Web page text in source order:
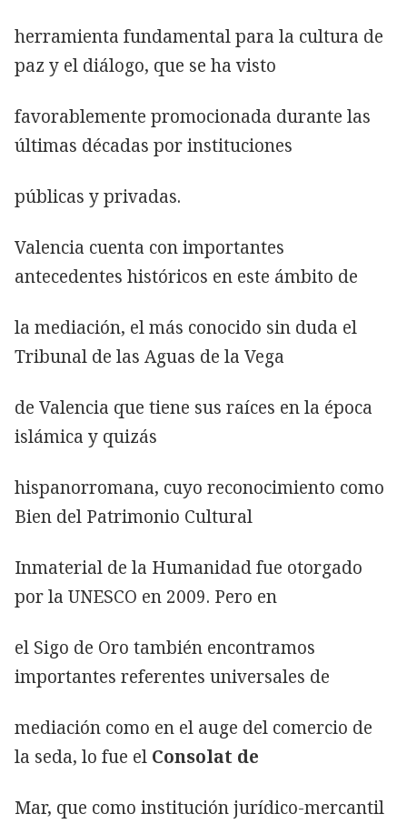
herramienta fundamental para la cultura de
paz y el diálogo, que se ha visto
favorablemente promocionada durante las
últimas décadas por instituciones
públicas y privadas.
Valencia cuenta con importantes
antecedentes históricos en este ámbito de
la mediación, el más conocido sin duda el
Tribunal de las Aguas de la Vega
de Valencia que tiene sus raíces en la época
islámica y quizás
hispanorromana, cuyo reconocimiento como
Bien del Patrimonio Cultural
Inmaterial de la Humanidad fue otorgado
por la UNESCO en 2009. Pero en
el Sigo de Oro también encontramos
importantes referentes universales de
mediación como en el auge del comercio de
la seda, lo fue el Consolat de
Mar, que como institución jurídico-mercantil